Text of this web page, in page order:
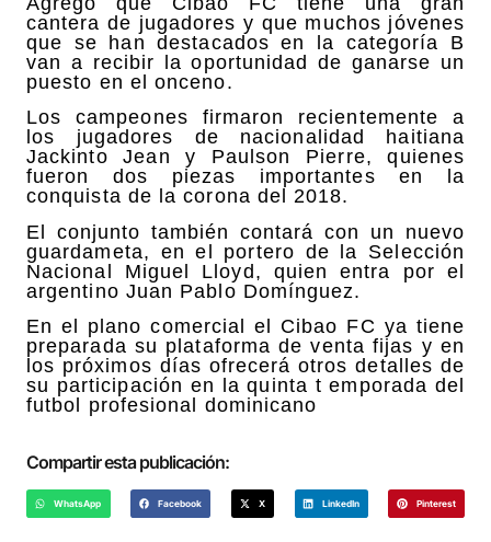
cantera de jugadores y que muchos jóvenes
que se han destacados en la categoría B
van a recibir la oportunidad de ganarse un
puesto en el onceno.
Los campeones firmaron recientemente a
los jugadores de nacionalidad haitiana
Jackinto Jean y Paulson Pierre, quienes
fueron dos piezas importantes en la
conquista de la corona del 2018.
El conjunto también contará con un nuevo
guardameta, en el portero de la Selección
Nacional Miguel Lloyd, quien entra por el
argentino Juan Pablo Domínguez.
En el plano comercial el Cibao FC ya tiene
preparada su plataforma de venta fijas y en
los próximos días ofrecerá otros detalles de
su participación en la quinta t emporada del
futbol profesional dominicano
Compartir esta publicación:
WhatsApp Facebook X LinkedIn Pinterest